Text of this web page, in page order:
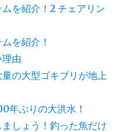
を紹介！2 チェアリン
を紹介！
由
の大型ゴキブリが地上
年ぶりの大洪水！
しょう！釣った魚だけ